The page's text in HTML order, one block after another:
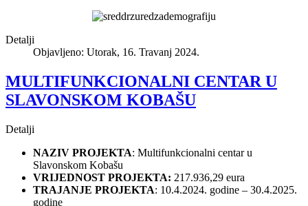
Detalji
Objavljeno: Utorak, 16. Travanj 2024.
MULTIFUNKCIONALNI CENTAR U
SLAVONSKOM KOBAŠU
Detalji
NAZIV PROJEKTA: Multifunkcionalni centar u
Slavonskom Kobašu
VRIJEDNOST PROJEKTA: 217.936,29 eura
TRAJANJE PROJEKTA: 10.4.2024. godine – 30.4.2025.
godine